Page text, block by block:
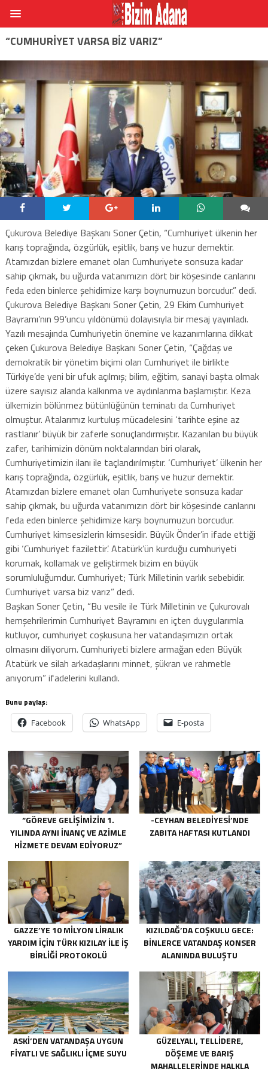
“CUMHURIYET VARSA BIZ VARIZ”
Çukurova Belediye Başkanı Soner Çetin, “Cumhuriyet ülkenin her
karış toprağında, özgürlük, eşitlik, barış ve huzur demektir.
Atamızdan bizlere emanet olan Cumhuriyete sonsuza kadar
sahip çıkmak, bu uğurda vatanımızın dört bir köşesinde canlarını
feda eden binlerce şehidimize karşı boynumuzun borcudur.” dedi.
Çukurova Belediye Başkanı Soner Çetin, 29 Ekim Cumhuriyet
Bayramı’nın 99’uncu yıldönümü dolayısıyla bir mesaj yayınladı.
Yazılı mesajında Cumhuriyetin önemine ve kazanımlarına dikkat
çeken Çukurova Belediye Başkanı Soner Çetin, “Çağdaş ve
demokratik bir yönetim biçimi olan Cumhuriyet ile birlikte
Türkiye’de yeni bir ufuk açılmış; bilim, eğitim, sanayi başta olmak
üzere sayısız alanda kalkınma ve aydınlanma başlamıştır. Keza
ülkemizin bölünmez bütünlüğünün teminatı da Cumhuriyet
olmuştur. Atalarımız kurtuluş mücadelesini ‘tarihte eşine az
rastlanır’ büyük bir zaferle sonuçlandırmıştır. Kazanılan bu büyük
zafer, tarihimizin dönüm noktalarından biri olarak,
Cumhuriyetimizin ilanı ile taçlandırılmıştır. ‘Cumhuriyet’ ülkenin her
karış toprağında, özgürlük, eşitlik, barış ve huzur demektir.
Atamızdan bizlere emanet olan Cumhuriyete sonsuza kadar
sahip çıkmak, bu uğurda vatanımızın dört bir köşesinde canlarını
feda eden binlerce şehidimize karşı boynumuzun borcudur.
Cumhuriyet kimsesizlerin kimsesidir. Büyük Önder’in ifade ettiği
gibi ‘Cumhuriyet fazilettir’. Atatürk’ün kurduğu cumhuriyeti
korumak, kollamak ve geliştirmek bizim en büyük
sorumluluğumdur. Cumhuriyet; Türk Milletinin varlık sebebidir.
Cumhuriyet varsa biz varız” dedi.
Başkan Soner Çetin, “Bu vesile ile Türk Milletinin ve Çukurovalı
hemşehrilerimin Cumhuriyet Bayramını en içten duygularımla
kutluyor, cumhuriyet coşkusuna her vatandaşımızın ortak
olmasını diliyorum. Cumhuriyeti bizlere armağan eden Büyük
Atatürk ve silah arkadaşlarını minnet, şükran ve rahmetle
anıyorum” ifadelerini kullandı.
Bunu paylaş:
Facebook WhatsApp E-posta
“GÖREVE GELIŞIMIZIN 1.
YILINDA AYNI INANÇ VE AZIMLE
HIZMETE DEVAM EDIYORUZ”
-CEYHAN BELEDIYESI’NDE
ZABITA HAFTASI KUTLANDI
GAZZE’YE 10 MILYON LIRALIK
YARDIM IÇIN TÜRK KIZILAY ILE IŞ
BIRLIĞI PROTOKOLÜ
KIZILDAĞ’DA COŞKULU GECE:
BINLERCE VATANDAŞ KONSER
ALANINDA BULUŞTU
ASKİ’DEN VATANDAŞA UYGUN
FIYATLI VE SAĞLIKLI IÇME SUYU
GÜZELYALI, TELLIDERE,
DÖŞEME VE BARIŞ
MAHALLELERINDE HALKLA